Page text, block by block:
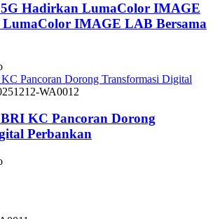
5G Hadirkan LumaColor IMAGE
IMAGE LAB Bersama
Pancoran Dorong Transformasi Digital
KC Pancoran Dorong
Perbankan